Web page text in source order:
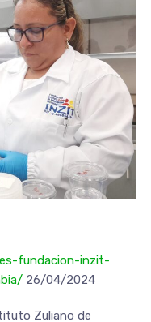
fundacion-inzit-
26/04/2024
Zuliano de